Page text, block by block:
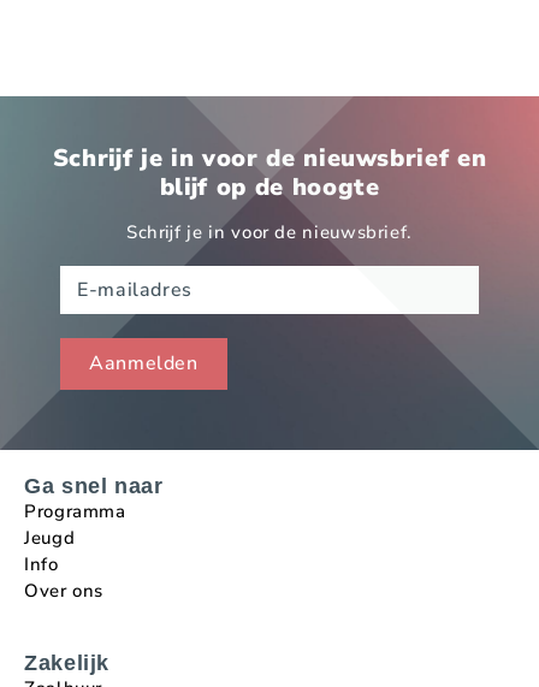
Schrijf je in voor de nieuwsbrief en
blijf op de hoogte
Schrijf je in voor de nieuwsbrief.
Ga snel naar
Programma
Jeugd
Info
Over ons
Zakelijk